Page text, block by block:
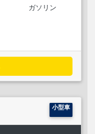
ガソリン
小型車